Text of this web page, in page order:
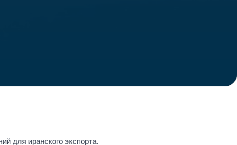
для иранского экспорта.